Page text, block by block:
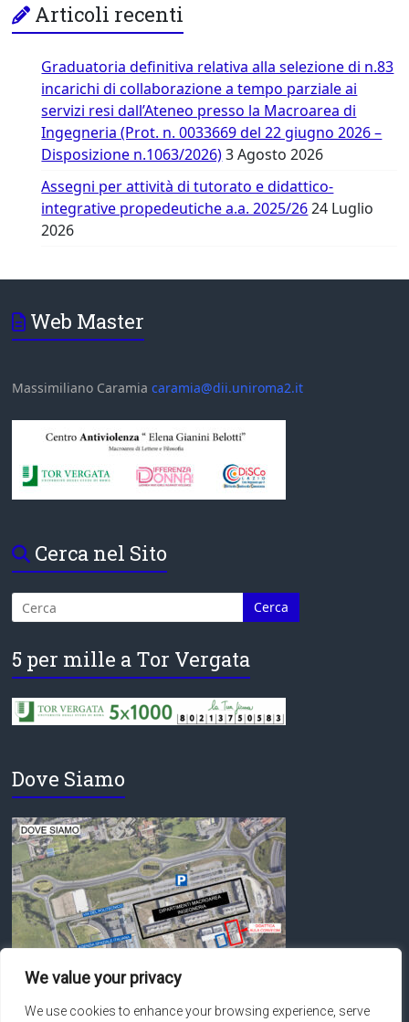
We value your privacy
We use cookies to enhance your browsing experience, serve
Articoli recenti
Graduatoria definitiva relativa alla selezione di n.83
incarichi di collaborazione a tempo parziale ai
servizi resi dall’Ateneo presso la Macroarea di
Ingegneria (Prot. n. 0033669 del 22 giugno 2026 –
Disposizione n.1063/2026) 3 Agosto 2026
Assegni per attività di tutorato e didattico-
integrative propedeutiche a.a. 2025/26 24 Luglio
2026
Web Master
Massimiliano Caramiacaramia@dii.uniroma2.it
Cerca nel Sito
5 per mille a Tor Vergata
Dove Siamo